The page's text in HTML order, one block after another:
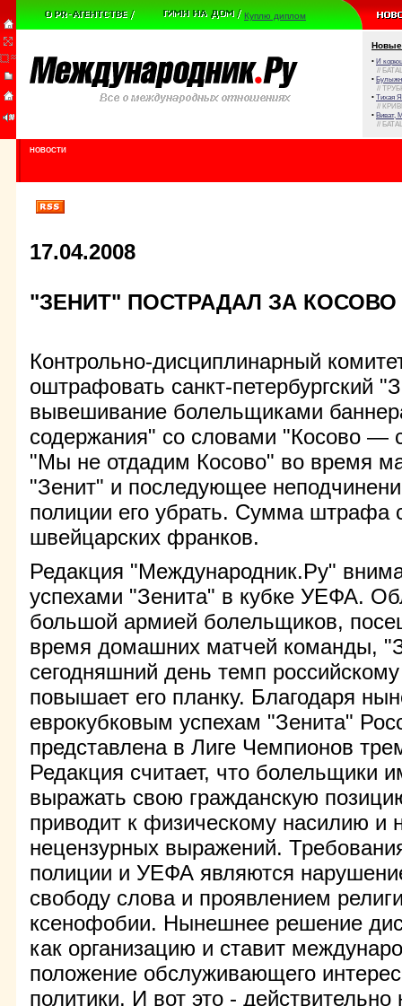
Куплю диплом
Новые
• И
//
•
//
• Тихая
//
• Виват,
//
НОВОСТИ
17.04.2008
"ЗЕНИТ" ПОСТРАДАЛ ЗА КОСОВО
Контрольно-дисциплинарный
оштрафовать санкт-петербургский
вывешивание болельщиками
содержания" со словами "Косово —
"Мы не отдадим Косово" во время
"Зенит" и последующее
полиции его убрать. Сумма штрафа
швейцарских франков.
Редакция "Международник.Ру"
успехами "Зенита" в кубке УЕФА.
большой армией болельщиков,
время домашних матчей команды,
сегодняшний день темп
повышает его планку. Благодаря
еврокубковым успехам "Зенита"
представлена в Лиге Чемпионов
Редакция считает, что болельщики
выражать свою гражданскую
приводит к физическому насилию и
нецензурных выражений.
полиции и УЕФА являются
свободу слова и проявлением
ксенофобии. Нынешнее решение
как организацию и ставит
положение обслуживающего
политики. И вот это - действительно